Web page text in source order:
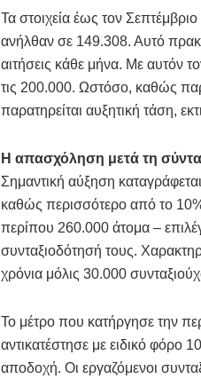
Τα στοιχεία έως τον
ανήλθαν σε 149.308. Αυτό
αιτήσεις κάθε μήνα. Με αυτόν
τις 200.000. Ωστόσο, καθώς
παρατηρείται αυξητική τάση,
Η απασχόληση μετά τη
Σημαντική αύξηση
καθώς περισσότερο από το
περίπου 260.000 άτομα –
συνταξιοδότησή τους.
χρόνια μόλις 30.000
Το μέτρο που κατήργησε την
αντικατέστησε με ειδικό φόρο
αποδοχή. Οι εργαζόμενοι